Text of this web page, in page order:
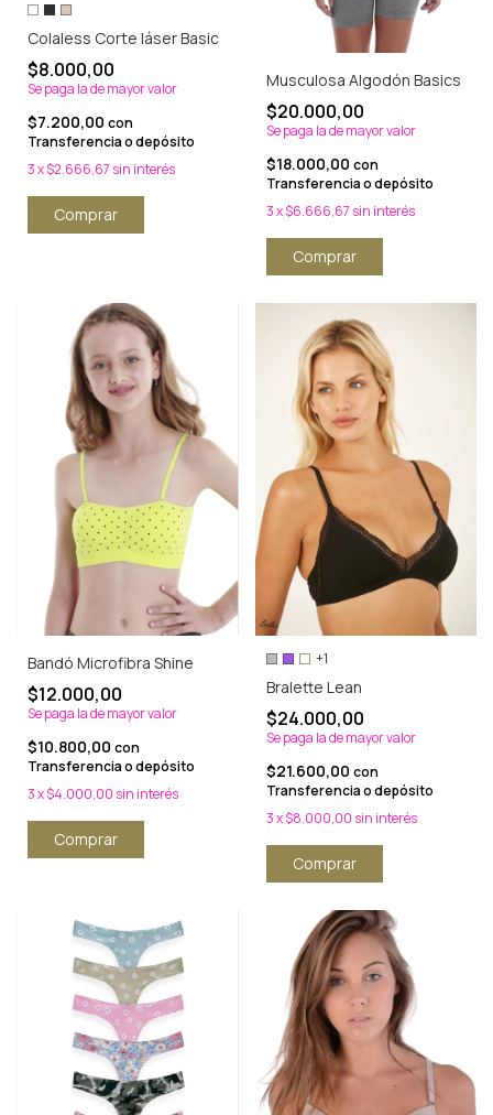
Colaless Corte láser Basic
$8.000,00
Se paga la de mayor valor
$7.200,00 con
Transferencia o depósito
3x$2.666,67 sin interés
Comprar
Musculosa Algodón Basics
$20.000,00
Se paga la de mayor valor
$18.000,00 con
Transferencia o depósito
3x$6.666,67 sin interés
Comprar
Bandó Microfibra Shine
$12.000,00
Se paga la de mayor valor
$10.800,00 con
Transferencia o depósito
3x$4.000,00 sin interés
Comprar
+1
Bralette Lean
$24.000,00
Se paga la de mayor valor
$21.600,00 con
Transferencia o depósito
3x$8.000,00 sin interés
Comprar